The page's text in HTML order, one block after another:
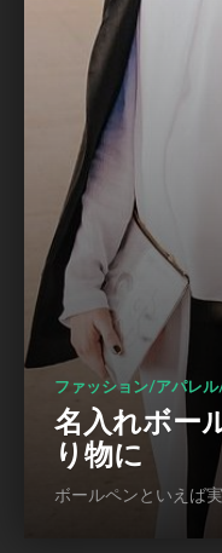
ファッション/アパレ
名入れボー
り物に
ボールペンといえば